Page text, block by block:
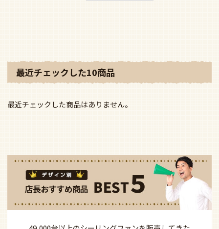
最近チェックした10商品
最近チェックした商品はありません。